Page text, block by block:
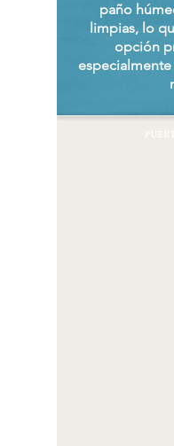
paño
limpias, lo
opción